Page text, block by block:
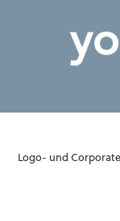
Logo- und